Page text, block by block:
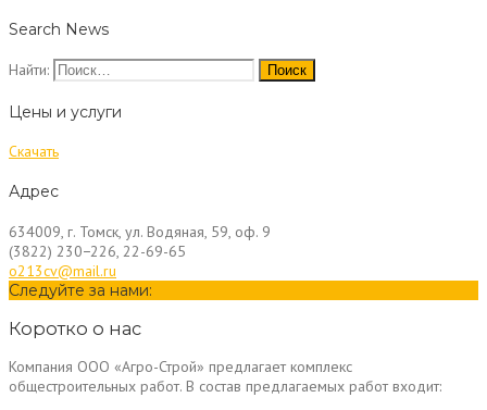
Search News
Найти:
Цены и услуги
Скачать
Адрес
634009, г. Томск, ул. Водяная, 59, оф. 9
(3822) 230−226, 22-69-65
o213cv@mail.ru
Следуйте за нами:
Коротко о нас
Компания ООО «Агро-Строй» предлагает комплекс
общестроительных работ. В состав предлагаемых работ входит: